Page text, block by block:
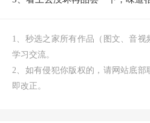
1、秒选之家所有作品（图文、音
学习交流。
2、如有侵犯你版权的，请网站底
即改正。